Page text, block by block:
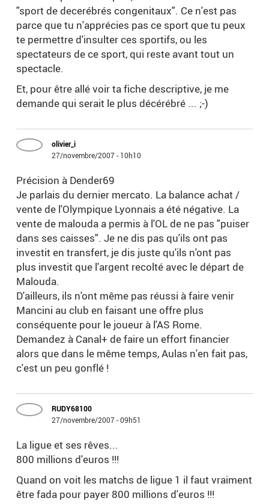
"sport de decerébrés congenitaux". Ce n'est pas
parce que tu n'apprécies pas ce sport que tu peux
te permettre d'insulter ces sportifs, ou les
spectateurs de ce sport, qui reste avant tout un
spectacle.
Et, pour être allé voir ta fiche descriptive, je me
demande qui serait le plus décérébré ... ;-)
olivier_i
27/novembre/2007 - 10h10
Précision à Dender69
Je parlais du dernier mercato. La balance achat /
vente de l'Olympique Lyonnais a été négative. La
vente de malouda a permis à l'OL de ne pas "puiser
dans ses caisses". Je ne dis pas qu'ils ont pas
investit en transfert, je dis juste qu'ils n'ont pas
plus investit que l'argent recolté avec le départ de
Malouda.
D'ailleurs, ils n'ont même pas réussi à faire venir
Mancini au club en faisant une offre plus
conséquente pour le joueur à l'AS Rome.
Demandez à Canal+ de faire un effort financier
alors que dans le même temps, Aulas n'en fait pas,
c'est un peu gonflé !
RUDY68100
27/novembre/2007 - 09h51
La ligue et ses rêves...
800 millions d'euros !!!
Quand on voit les matchs de ligue 1 il faut vraiment
être fada pour payer 800 millions d'euros !!!